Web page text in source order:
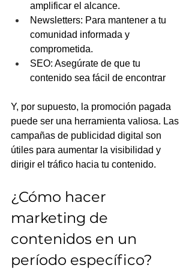
amplificar el alcance.
Newsletters: Para mantener a tu
comunidad informada y
comprometida.
SEO: Asegúrate de que tu
contenido sea fácil de encontrar
Y, por supuesto, la promoción pagada
puede ser una herramienta valiosa. Las
campañas de publicidad digital son
útiles para aumentar la visibilidad y
dirigir el tráfico hacia tu contenido.
¿Cómo hacer
marketing de
contenidos en un
período específico?